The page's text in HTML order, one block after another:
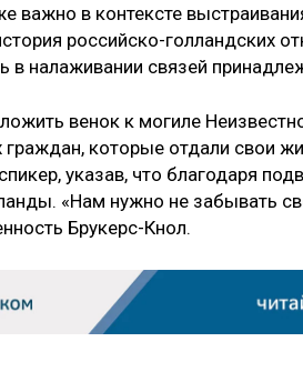
важно в контексте
российско-голландских
в налаживании связей
венок к могиле
граждан, которые отдали свои
указав, что благодаря
«Нам нужно не забывать
Брукерс-Кнол.